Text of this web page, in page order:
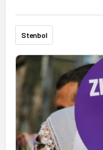
Stenbol